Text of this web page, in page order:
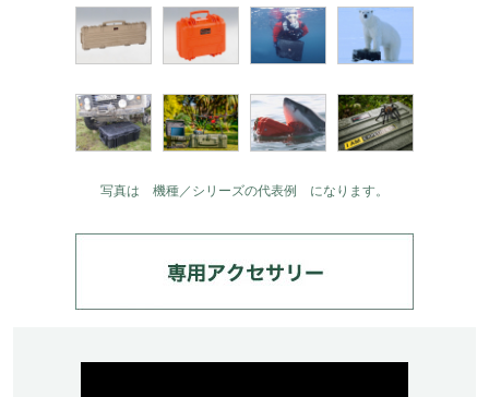
写真は 機種／シリーズの代表例 になります。